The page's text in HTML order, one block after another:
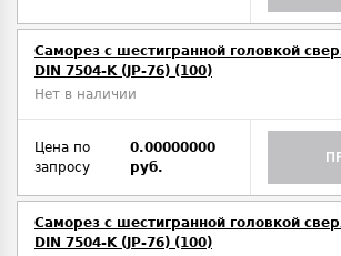
Саморез с шестигранной головкой
DIN 7504-K (JP-76) (100)
Нет в наличии
Цена по
запросу
0.00000000
руб.
Саморез с шестигранной головкой
DIN 7504-K (JP-76) (100)